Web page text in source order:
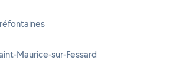
Maurice-sur-Fessard